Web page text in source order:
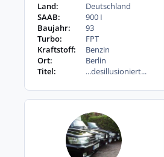
Land:
Deutschland
SAAB:
900 I
Baujahr:
93
Turbo:
FPT
Kraftstoff:
Benzin
Ort:
Berlin
Titel:
...desillusioniert...